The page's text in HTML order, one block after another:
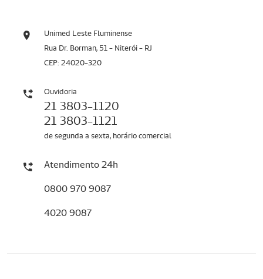
Unimed Leste Fluminense
Rua Dr. Borman, 51 - Niterói - RJ
CEP: 24020-320
Ouvidoria
21 3803-1120
21 3803-1121
de segunda a sexta, horário comercial
Atendimento 24h
0800 970 9087
4020 9087